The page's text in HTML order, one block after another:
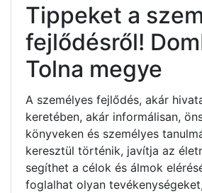
Tippeket a
fejlődésről!
Tolna megye
A személyes fejlődés, akár
keretében, akár informálisan,
könyveken és személyes
keresztül történik, javítja az
segíthet a célok és álmok
foglalhat olyan